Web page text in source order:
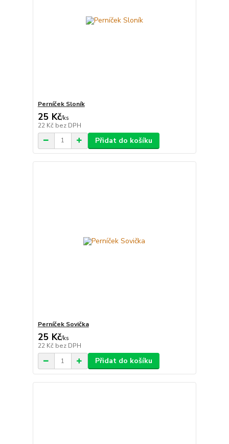
Perníček Sloník
25 Kč/ks
22 Kč bez DPH
Přidat do košíku
Perníček Sovička
25 Kč/ks
22 Kč bez DPH
Přidat do košíku